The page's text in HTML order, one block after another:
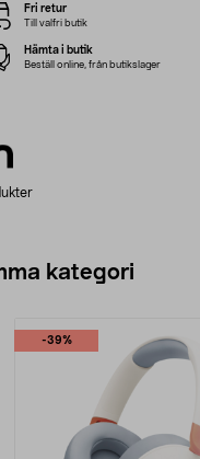
Fri retur
Till valfri butik
Hämta i butik
Beställ online, från butikslager
kategori
-39%